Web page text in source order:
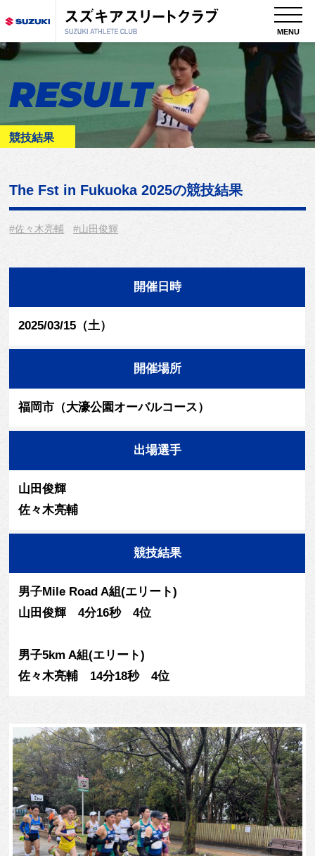
MENU
RESULT
競技結果
The Fst in Fukuoka 2025の競技結果
#佐々木亮輔 #山田俊輝
開催日時
2025/03/15（土）
開催場所
福岡市（大濠公園オーバルコース）
出場選手
山田俊輝
佐々木亮輔
競技結果
男子Mile Road A組(エリート)
山田俊輝 4分16秒 4位
男子5km A組(エリート)
佐々木亮輔 14分18秒 4位